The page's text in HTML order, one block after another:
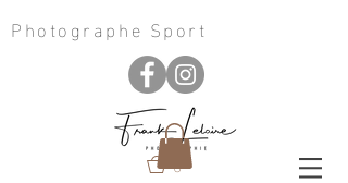
Photographe Sport
0